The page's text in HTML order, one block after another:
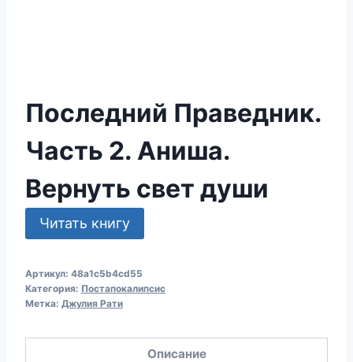
Последний Праведник.
Часть 2. Аниша.
Вернуть свет души
Читать книгу
Артикул: 48a1c5b4cd55
Категория: Постапокалипсис
Метка: Джулия Рати
Описание